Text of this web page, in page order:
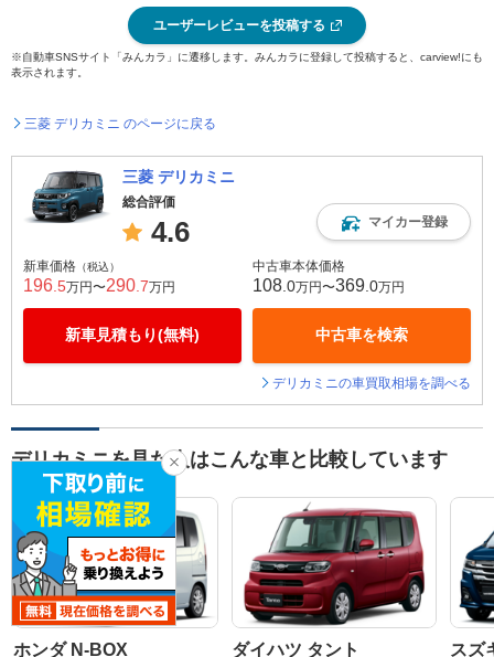
ユーザーレビューを投稿する
※自動車SNSサイト「みんカラ」に遷移します。みんカラに登録して投稿すると、carview!にも
表示されます。
三菱 デリカミニ のページに戻る
三菱 デリカミニ
総合評価
4.6 マイカー登録
新車価格 （税込）
196.5万円〜290.7万円
新車見積もり(無料)
中古車本体価格
108.0万円〜369.0万円
中古車を検索
デリカミニの車買取相場を調べる
デリカミニを見た人はこんな車と比較しています
ホンダ N-BOX ダイハツ タント スズ